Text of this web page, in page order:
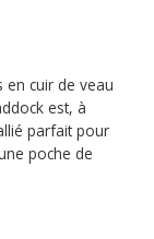
en cuir de veau
est, à
parfait pour
poche de